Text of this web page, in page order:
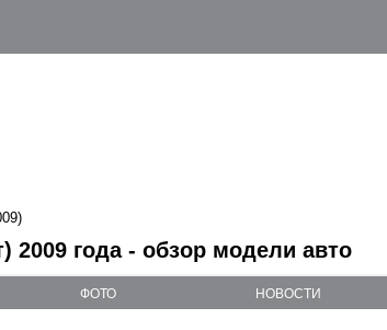
2009 года - обзор модели авто
ФОТО НОВОСТИ